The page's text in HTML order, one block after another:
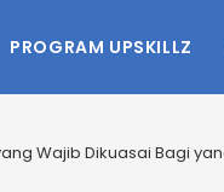
PROGRAM UPSKILLZ
Wajib Dikuasai Bagi